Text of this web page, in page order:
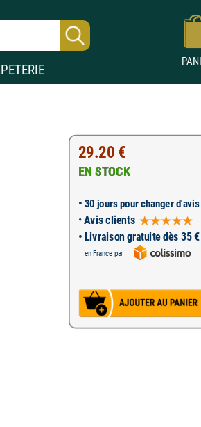
29.20 €
EN STOCK
• 30 jours pour changer d'avis
•Avis clients
• Livraison gratuite dès 35 €
en France par